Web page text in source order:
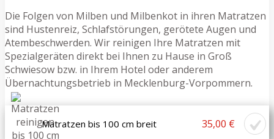
Die Folgen von Milben und Milbenkot in ihren Matratzen
sind Hustenreiz, Schlafstörungen, gerötete Augen und
Atembeschwerden. Wir reinigen Ihre Matratzen mit
Spezialgeräten direkt bei Ihnen zu Hause in Groß
Schwiesow bzw. in Ihrem Hotel oder anderem
Übernachtungsbetrieb in Mecklenburg-Vorpommern.
Matratzen bis 100 cm breit 35,00 €